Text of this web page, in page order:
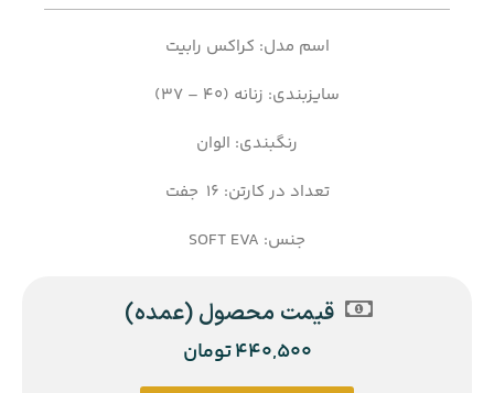
اسم مدل: کراکس رابیت
سایزبندی: زنانه (40 – 37)
رنگبندی: الوان
تعداد در کارتن: 16 جفت
جنس: SOFT EVA
قیمت محصول (عمده)
440,500تومان